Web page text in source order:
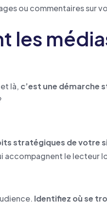
ou commentaires sur
là, c’est une démarche
stratégiques de votre
le lecteur
Identifiez où se